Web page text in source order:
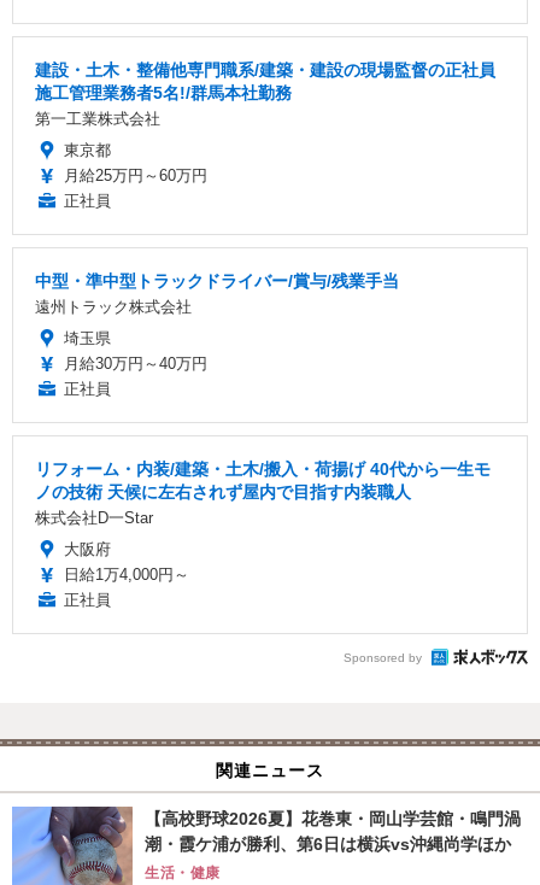
建設・土木・整備他専門職系/建築・建設の現場監督の正社員
施工管理業務者5名!/群馬本社勤務
第一工業株式会社
東京都
月給25万円～60万円
正社員
中型・準中型トラックドライバー/賞与/残業手当
遠州トラック株式会社
埼玉県
月給30万円～40万円
正社員
リフォーム・内装/建築・土木/搬入・荷揚げ 40代から一生モ
ノの技術 天候に左右されず屋内で目指す内装職人
株式会社D一Star
大阪府
日給1万4,000円～
正社員
Sponsored by
関連ニュース
【高校野球2026夏】花巻東・岡山学芸館・鳴門渦
潮・霞ケ浦が勝利、第6日は横浜vs沖縄尚学ほか
生活・健康